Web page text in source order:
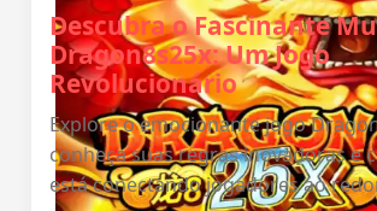
Descubra o Fascinante
Dragon8s25x: Um Jogo
Revolucionário
Explore o emocionante jogo
conheça suas regras inovadoras e
está conectando jogadores ao